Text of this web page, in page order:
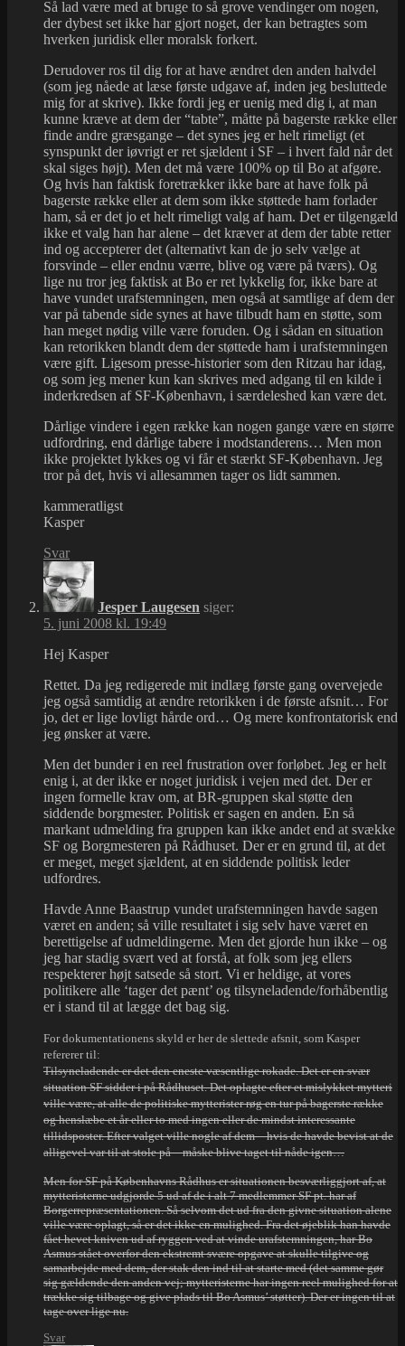
Så lad være med at bruge to så grove vendinger om nogen,
der dybest set ikke har gjort noget, der kan betragtes som
hverken juridisk eller moralsk forkert.
Derudover ros til dig for at have ændret den anden halvdel
(som jeg nåede at læse første udgave af, inden jeg besluttede
mig for at skrive). Ikke fordi jeg er uenig med dig i, at man
kunne kræve at dem der “tabte”, måtte på bagerste række eller
finde andre græsgange – det synes jeg er helt rimeligt (et
synspunkt der iøvrigt er ret sjældent i SF – i hvert fald når det
skal siges højt). Men det må være 100% op til Bo at afgøre.
Og hvis han faktisk foretrækker ikke bare at have folk på
bagerste række eller at dem som ikke støttede ham forlader
ham, så er det jo et helt rimeligt valg af ham. Det er tilgengæld
ikke et valg han har alene – det kræver at dem der tabte retter
ind og accepterer det (alternativt kan de jo selv vælge at
forsvinde – eller endnu værre, blive og være på tværs). Og
lige nu tror jeg faktisk at Bo er ret lykkelig for, ikke bare at
have vundet urafstemningen, men også at samtlige af dem der
var på tabende side synes at have tilbudt ham en støtte, som
han meget nødig ville være foruden. Og i sådan en situation
kan retorikken blandt dem der støttede ham i urafstemningen
være gift. Ligesom presse-historier som den Ritzau har idag,
og som jeg mener kun kan skrives med adgang til en kilde i
inderkredsen af SF-København, i særdeleshed kan være det.
Dårlige vindere i egen række kan nogen gange være en større
udfordring, end dårlige tabere i modstanderens… Men mon
ikke projektet lykkes og vi får et stærkt SF-København. Jeg
tror på det, hvis vi allesammen tager os lidt sammen.
kammeratligst
Kasper
Svar
Jesper Laugesen siger:
5. juni 2008 kl. 19:49
Hej Kasper
Rettet. Da jeg redigerede mit indlæg første gang overvejede
jeg også samtidig at ændre retorikken i de første afsnit… For
jo, det er lige lovligt hårde ord… Og mere konfrontatorisk end
jeg ønsker at være.
Men det bunder i en reel frustration over forløbet. Jeg er helt
enig i, at der ikke er noget juridisk i vejen med det. Der er
ingen formelle krav om, at BR-gruppen skal støtte den
siddende borgmester. Politisk er sagen en anden. En så
markant udmelding fra gruppen kan ikke andet end at svække
SF og Borgmesteren på Rådhuset. Der er en grund til, at det
er meget, meget sjældent, at en siddende politisk leder
udfordres.
Havde Anne Baastrup vundet urafstemningen havde sagen
været en anden; så ville resultatet i sig selv have været en
berettigelse af udmeldingerne. Men det gjorde hun ikke – og
jeg har stadig svært ved at forstå, at folk som jeg ellers
respekterer højt satsede så stort. Vi er heldige, at vores
politikere alle ‘tager det pænt’ og tilsyneladende/forhåbentlig
er i stand til at lægge det bag sig.
For dokumentationens skyld er her de slettede afsnit, som Kasper
refererer til:
Tilsyneladende er det den eneste væsentlige rokade. Det er en svær
situation SF sidder i på Rådhuset. Det oplagte efter et mislykket mytteri
ville være, at alle de politiske mytterister røg en tur på bagerste række
og henslæbe et år eller to med ingen eller de mindst interessante
tillidsposter. Efter valget ville nogle af dem – hvis de havde bevist at de
alligevel var til at stole på – måske blive taget til nåde igen…
Men for SF på Københavns Rådhus er situationen besværliggjort af, at
mytteristerne udgjorde 5 ud af de i alt 7 medlemmer SF pt. har af
Borgerrepræsentationen. Så selvom det ud fra den givne situation alene
ville være oplagt, så er det ikke en mulighed. Fra det øjeblik han havde
fået hevet kniven ud af ryggen ved at vinde urafstemningen, har Bo
Asmus stået overfor den ekstremt svære opgave at skulle tilgive og
samarbejde med dem, der stak den ind til at starte med (det samme gør
sig gældende den anden vej; mytteristerne har ingen reel mulighed for at
trække sig tilbage og give plads til Bo Asmus’ støtter). Der er ingen til at
tage over lige nu.
Svar